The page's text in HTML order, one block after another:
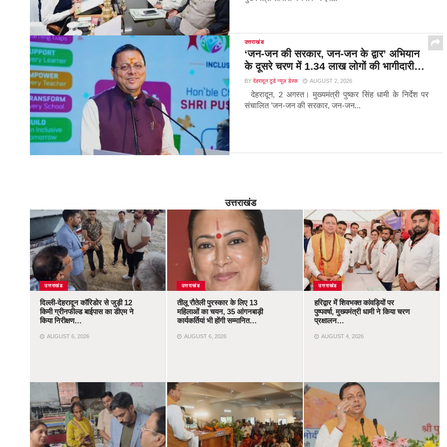
उत्तराखंड
‘जन-जन की सरकार, जन-जन के द्वार’ अभियान
के दूसरे चरण में 1.34 लाख लोगों की भागीदारी…
BY देहरादून टुडे न्यूज़ डेस्क AUGUST 2, 2026
देहरादून, 2 अगस्त। मुख्यमंत्री पुष्कर सिंह धामी के निर्देश पर
संचालित ‘जन-जन की सरकार, जन-जन...
उत्तराखंड
उत्तराखंड
दिल्ली-देहरादून कॉरिडोर से जुड़ी 12
किमी ग्रीनफील्ड बाईपास का डीएम ने
किया निरीक्षण…
AUGUST 6, 2026
उत्तराखंड
तीलू रौतेली पुरस्कार के लिए 13
महिलाओं का चयन, 35 आंगनबाड़ी
कार्यकर्तियां भी होंगी सम्मानित…
AUGUST 6, 2026
उत्तराखंड
हरिद्वार में शिवभक्त कांवड़ियों पर
पुष्पवर्षा, मुख्यमंत्री धामी ने किया चरण
प्रक्षालन…
AUGUST 4, 2026